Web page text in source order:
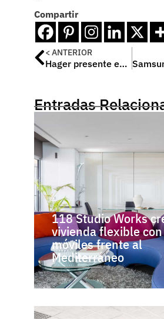
Compartir
< ANTERIOR
Hager presente en Casa Decor 2020
Entradas
118 Studio Works
vivienda flexible
móviles frente al
Mediterráneo